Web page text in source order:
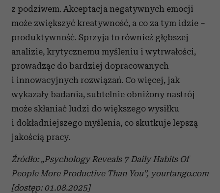
z podziwem. Akceptacja negatywnych emocji
może zwiększyć kreatywność, a co za tym idzie –
produktywność. Sprzyja to również głębszej
analizie, krytycznemu myśleniu i wytrwałości,
prowadząc do bardziej dopracowanych
i innowacyjnych rozwiązań. Co więcej, jak
wykazały badania, subtelnie obniżony nastrój
może skłaniać ludzi do większego wysiłku
i dokładniejszego myślenia, co skutkuje lepszą
jakością pracy.
Źródło: „Psychology Reveals7Daily HabitsOf
People More Productive Than You”, yourtango.com
[dostęp: 01.08.2025]